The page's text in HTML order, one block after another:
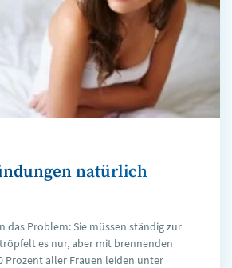
natürlich
das Problem: Sie müssen ständig zur
es nur, aber mit brennenden
Prozent aller Frauen leiden unter